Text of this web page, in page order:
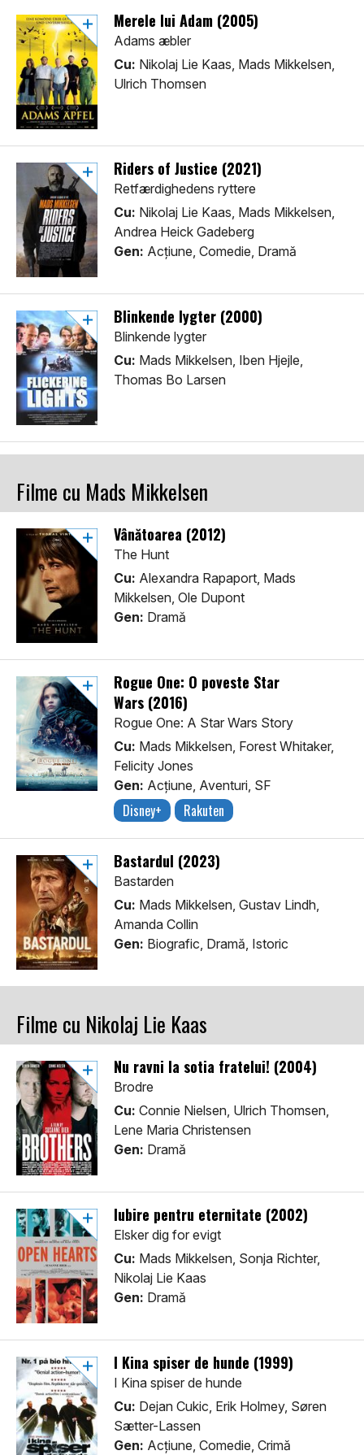
Merele lui Adam (2005)
Adams æbler
Cu: Nikolaj Lie Kaas, Mads Mikkelsen,
Ulrich Thomsen
Riders of Justice (2021)
Retfærdighedens ryttere
Cu: Nikolaj Lie Kaas, Mads Mikkelsen,
Andrea Heick Gadeberg
Gen: Acţiune, Comedie, Dramă
Blinkende lygter (2000)
Blinkende lygter
Cu: Mads Mikkelsen, Iben Hjejle,
Thomas Bo Larsen
Filme cu Mads Mikkelsen
Vânătoarea (2012)
The Hunt
Cu: Alexandra Rapaport, Mads
Mikkelsen, Ole Dupont
Gen: Dramă
Rogue One: O poveste Star
Wars (2016)
Rogue One: A Star Wars Story
Cu: Mads Mikkelsen, Forest Whitaker,
Felicity Jones
Gen: Acţiune, Aventuri, SF
Disney+ Rakuten
Bastardul (2023)
Bastarden
Cu: Mads Mikkelsen, Gustav Lindh,
Amanda Collin
Gen: Biografic, Dramă, Istoric
Filme cu Nikolaj Lie Kaas
Nu ravni la sotia fratelui! (2004)
Brodre
Cu: Connie Nielsen, Ulrich Thomsen,
Lene Maria Christensen
Gen: Dramă
Iubire pentru eternitate (2002)
Elsker dig for evigt
Cu: Mads Mikkelsen, Sonja Richter,
Nikolaj Lie Kaas
Gen: Dramă
I Kina spiser de hunde (1999)
I Kina spiser de hunde
Cu: Dejan Cukic, Erik Holmey, Søren
Sætter-Lassen
Gen: Acţiune, Comedie, Crimă